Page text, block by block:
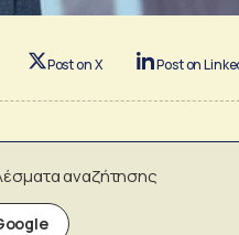
Post on X Post on
αναζήτησης